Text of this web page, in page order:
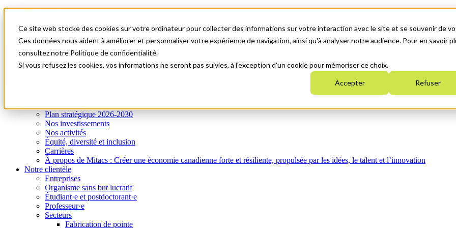
Ce site web stocke des cookies sur votre ordinateur pour collecter des informations sur votre interaction avec le site et se souvenir de
Ces données nous aident à améliorer et personnaliser votre expérience de navigation, ainsi qu'à analyser notre audience. Pour en savoir
consultez notre Politique de confidentialité.
Si vous refusez les cookies, vos informations ne seront pas suivies, à l'exception d'un cookie pour mémoriser ce choix.
Accepter Refuser
Nouvelles et événements
English
Commençons!
Menu A0
Plan stratégique 2026-2030
Nos investissements
Nos activités
Équité, diversité et inclusion
Carrières
À propos de Mitacs : Créer une économie canadienne forte et résiliente, propulsée par les idées, le talent et l’innovation
Notre clientèle
Entreprises
Organisme sans but lucratif
Étudiant·e et postdoctorant·e
Professeur·e
Secteurs
Fabrication de pointe